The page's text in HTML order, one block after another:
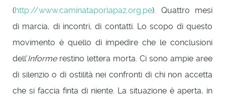
(http://www.caminataporlapaz.org.pe). Quattro mesi
di marcia, di incontri, di contatti. Lo scopo di questo
movimento è quello di impedire che le conclusioni
dell’Informerestino lettera morta. Ci sono ampie aree
di silenzio o di ostilità nei confronti di chi non accetta
che si faccia finta di niente. La situazione è aperta, in